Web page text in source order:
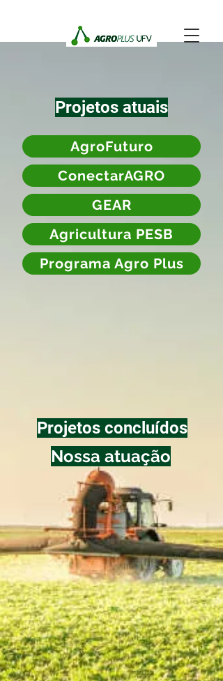
Projetos atuais
AgroFuturo
ConectarAGRO
GEAR
Agricultura PESB
Programa Agro Plus
Nossa atuação
Projetos concluídos